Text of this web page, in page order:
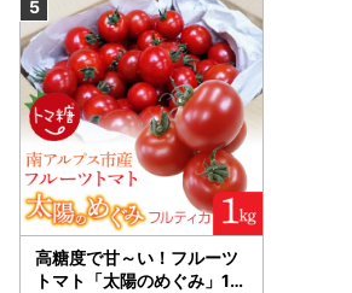
高糖度で甘～い！フルーツ
トマト「太陽のめぐみ」1k